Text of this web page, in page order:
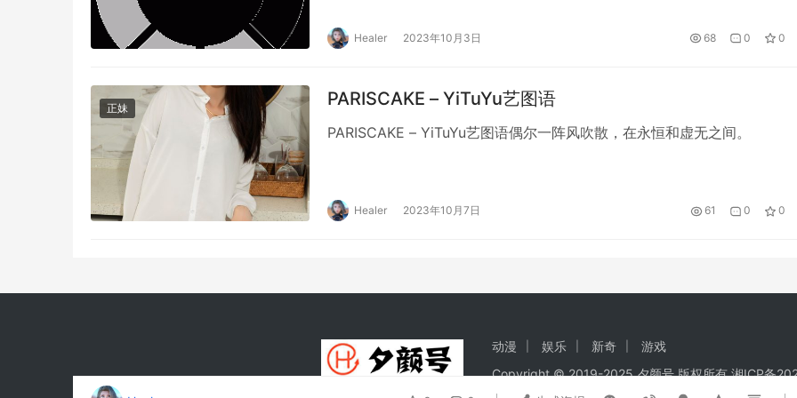
Healer 2023年10月3日 68 0 0
正妹 PARISCAKE – YiTuYu艺图语
PARISCAKE – YiTuYu艺图语偶尔一阵风吹散，在永恒和虚无之间。
Healer 2023年10月7日 61 0 0
动漫 娱乐 新奇
游戏
Copyright © 2019-2025 夕颜号 版权所有湘ICP备